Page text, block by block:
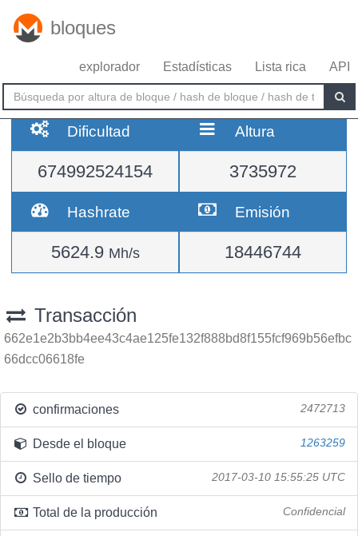
bloques
explorador Estadísticas Lista rica API
Dificultad
674992524154
Altura
3735972
Hashrate
5624.9 Mh/s
Emisión
18446744
Transacción
662e1e2b3bb4ee43c4ae125fe132f888bd8f155fcf969b56efbc
66dcc06618fe
confirmaciones 2472713
Desde el bloque 1263259
Sello de tiempo 2017-03-10 15:55:25 UTC
Total de la producción Confidencial